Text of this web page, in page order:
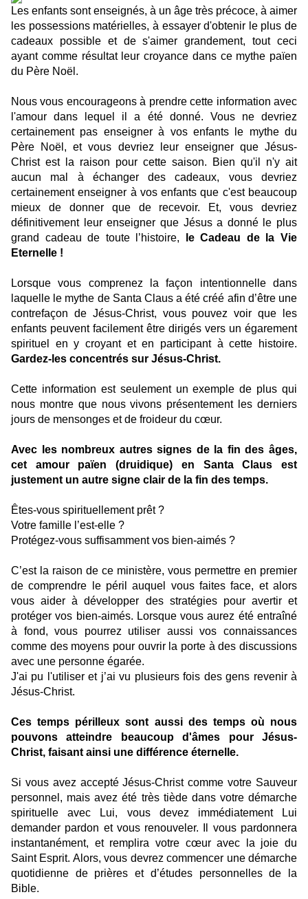
Les enfants sont enseignés, à un âge très précoce, à aimer
les possessions matérielles, à essayer d'obtenir le plus de
cadeaux possible et de s'aimer grandement, tout ceci
ayant comme résultat leur croyance dans ce mythe païen
du Père Noël.
Nous vous encourageons à prendre cette information avec
l'amour dans lequel il a été donné. Vous ne devriez
certainement pas enseigner à vos enfants le mythe du
Père Noël, et vous devriez leur enseigner que Jésus-
Christ est la raison pour cette saison. Bien qu'il n'y ait
aucun mal à échanger des cadeaux, vous devriez
certainement enseigner à vos enfants que c'est beaucoup
mieux de donner que de recevoir. Et, vous devriez
définitivement leur enseigner que Jésus a donné le plus
grand cadeau de toute l’histoire,
le Cadeau de la Vie
Eternelle !
Lorsque vous comprenez la façon intentionnelle dans
laquelle le mythe de Santa Claus a été créé afin d’être une
contrefaçon de Jésus-Christ, vous pouvez voir que les
enfants peuvent facilement être dirigés vers un égarement
spirituel en y croyant et en participant à cette histoire.
Gardez-les concentrés sur Jésus-Christ.
Cette information est seulement un exemple de plus qui
nous montre que nous vivons présentement les derniers
jours de mensonges et de froideur du cœur.
Avec les nombreux autres signes de la fin des âges,
cet amour païen (druidique) en Santa Claus est
justement un autre signe clair de la fin des temps.
Êtes-vous spirituellement prêt ?
Votre famille l’est-elle ?
Protégez-vous suffisamment vos bien-aimés ?
C’est la raison de ce ministère, vous permettre en premier
de comprendre le péril auquel vous faites face, et alors
vous aider à développer des stratégies pour avertir et
protéger vos bien-aimés. Lorsque vous aurez été entraîné
à fond, vous pourrez utiliser aussi vos connaissances
comme des moyens pour ouvrir la porte à des discussions
avec une personne égarée.
J'ai pu l'utiliser et j’ai vu plusieurs fois des gens revenir à
Jésus-Christ.
Ces temps périlleux sont aussi des temps où nous
pouvons atteindre beaucoup d'âmes pour Jésus-
Christ, faisant ainsi une différence éternelle.
Si vous avez accepté Jésus-Christ comme votre Sauveur
personnel, mais avez été très tiède dans votre démarche
spirituelle avec Lui, vous devez immédiatement Lui
demander pardon et vous renouveler. Il vous pardonnera
instantanément, et remplira votre cœur avec la joie du
Saint Esprit. Alors, vous devrez commencer une démarche
quotidienne de prières et d’études personnelles de la
Bible.